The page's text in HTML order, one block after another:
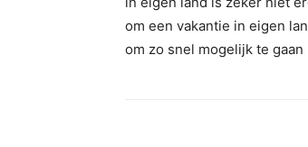
om een vakantie in eigen
om zo snel mogelijk te